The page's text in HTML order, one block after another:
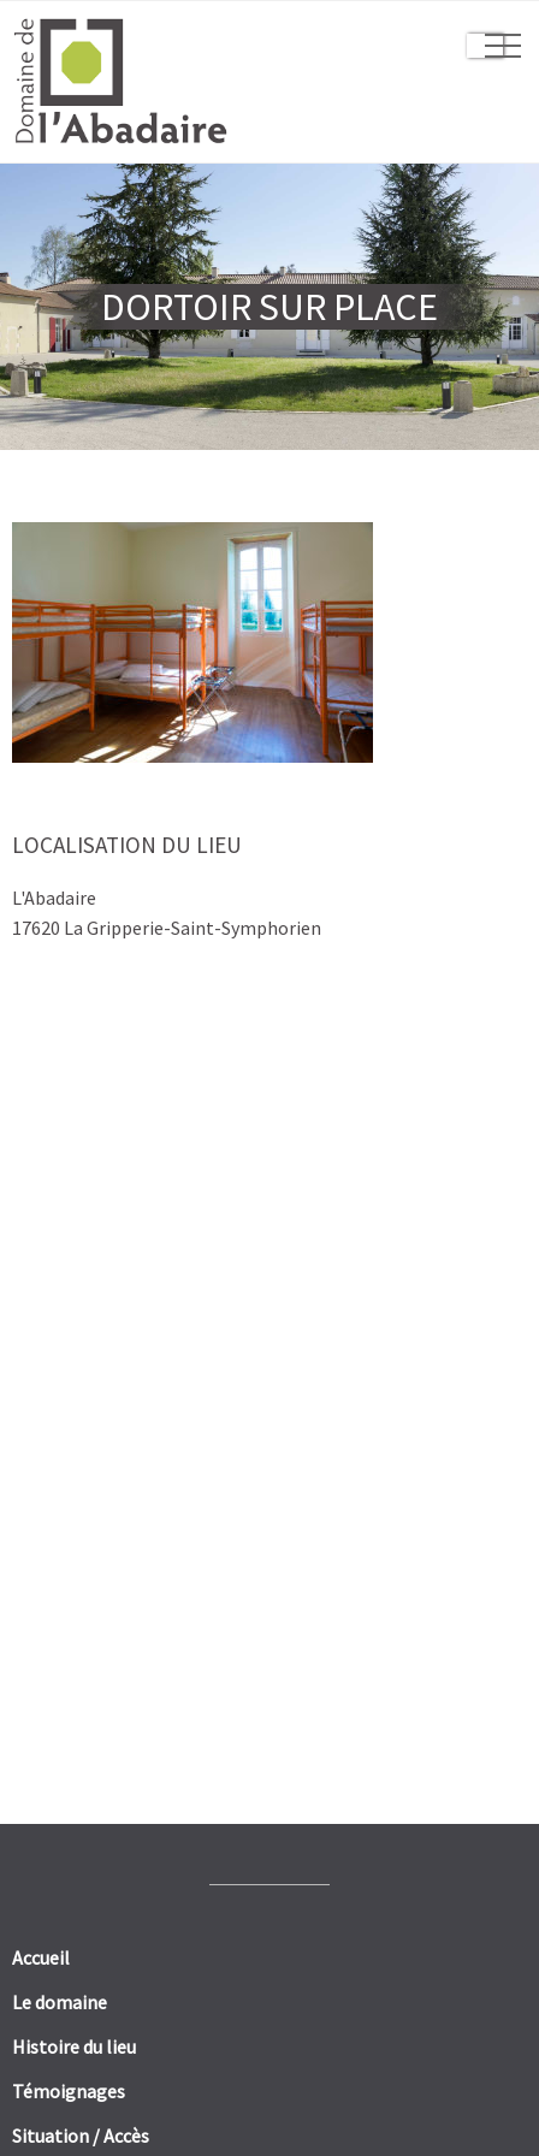
DORTOIR SUR PLACE
LOCALISATION DU LIEU
L'Abadaire
17620 La Gripperie-Saint-Symphorien
Accueil
Le domaine
Histoire du lieu
Témoignages
Situation / Accès